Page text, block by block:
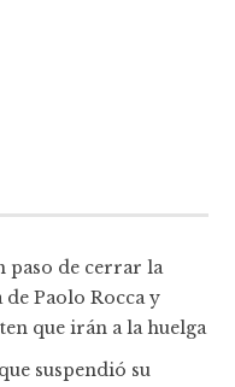
paso de cerrar la
Paolo Rocca y
que irán a la huelga
suspendió su